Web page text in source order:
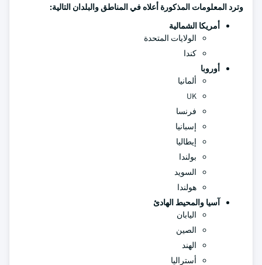
وترد المعلومات المذكورة أعلاه في المناطق والبلدان التالية:
أمريكا الشمالية
الولايات المتحدة
كندا
أوروبا
ألمانيا
UK
فرنسا
إسبانيا
إيطاليا
بولندا
السويد
هولندا
آسيا والمحيط الهادئ
اليابان
الصين
الهند
أستراليا